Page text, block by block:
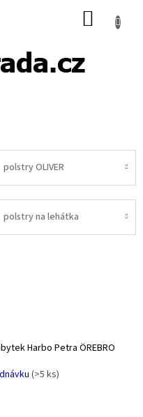
polstry OLIVER
polstry na lehátka
Harbo Petra ÖREBRO
(>5 ks)